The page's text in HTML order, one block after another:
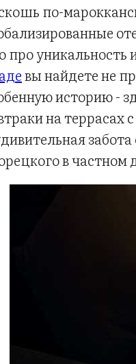
по-
про
вы найдете не
историю -
на террасах
в частном